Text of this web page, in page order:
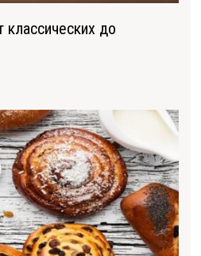
классических до